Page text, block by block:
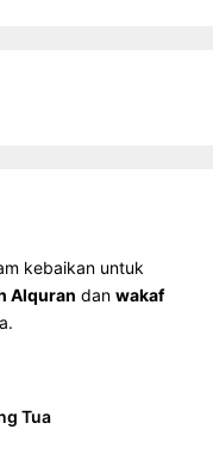
kebaikan untuk
Alquran dan wakaf
Tua